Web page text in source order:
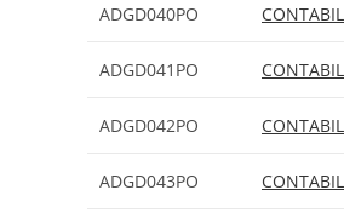
ADGD040PO
ADGD041PO
ADGD042PO
ADGD043PO